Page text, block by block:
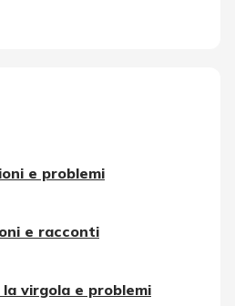
e problemi
e racconti
virgola e problemi